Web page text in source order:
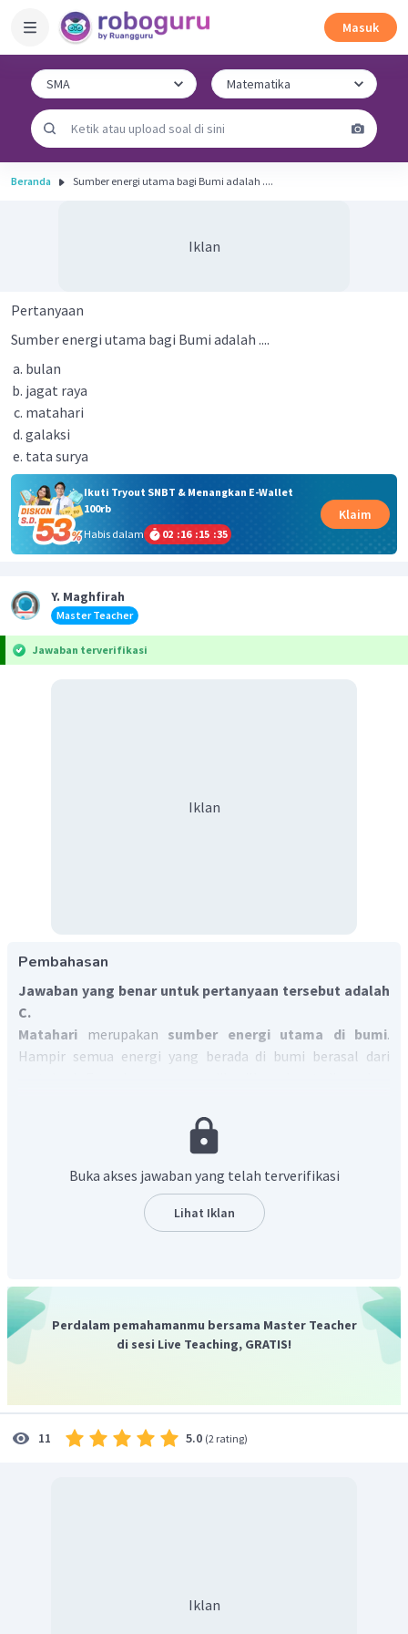
Masuk
Beranda Sumber energi utama bagi Bumi adalah ....
Iklan
Pertanyaan
Sumber energi utama bagi Bumi adalah ....
bulan
jagat raya
matahari
galaksi
tata surya
Ikuti Tryout SNBT & Menangkan E-Wallet
100rb
Habis dalam
02 :16 :15 :35
Klaim
Y. Maghfirah
Master Teacher
Jawaban terverifikasi
Iklan
Pembahasan
Jawaban yang benar untuk pertanyaan tersebut adalah
C.
Matahari
merupakan sumber energi utama di bumi.
Hampir semua energi yang berada di bumi berasal dari
Dengan demikian, sumber energi utama bagi bumi adalah
Oleh karena itu, jawaban yang benar adalah C.
Buka akses jawaban yang telah terverifikasi
Lihat Iklan
Perdalam pemahamanmu bersama Master Teacher
di sesi Live Teaching, GRATIS!
11 5.0 (2 rating)
Iklan